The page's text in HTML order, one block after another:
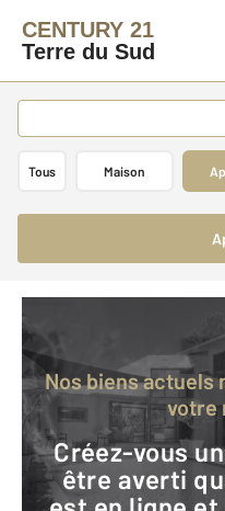
CENTURY 21
Terre du Sud
Tous Maison
Nos biens actuels ne correspondent pas à
votre
Créez-vous une alerte mail pour
être averti